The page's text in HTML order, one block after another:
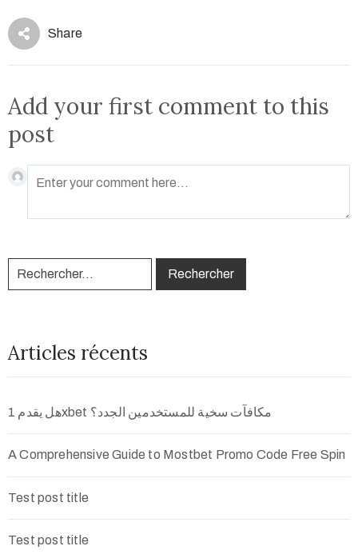
Share
Add your first comment to this
post
Articles récents
هل يقدم 1xbet مكافآت سخية للمستخدمين الجدد؟
A Comprehensive Guide to Mostbet Promo Code Free Spin
Test post title
Test post title